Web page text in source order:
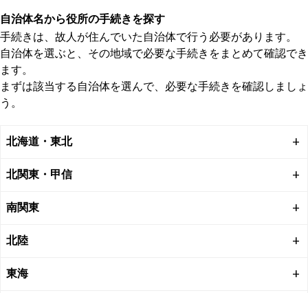
葬儀が終わってから落ち着いたタイミングで、役所へ訪問して
手続きを進めましょう。
また、死亡診断書の原本は提出すると返却されないため、他の
手続き用に「死亡診断書のコピー」を事前にとっておくことを
おすすめします。
多くの手続きでは、死亡の事実を証明する書類としてこのコピ
自治体名から役所の手続きを探す
手続きは、故人が住んでいた自治体で行う必要があります。
自治体を選ぶと、その地域で必要な手続きをまとめて確認でき
ます。
まずは該当する自治体を選んで、必要な手続きを確認しましょ
う。
北海道・東北
北関東・甲信
南関東
北陸
東海